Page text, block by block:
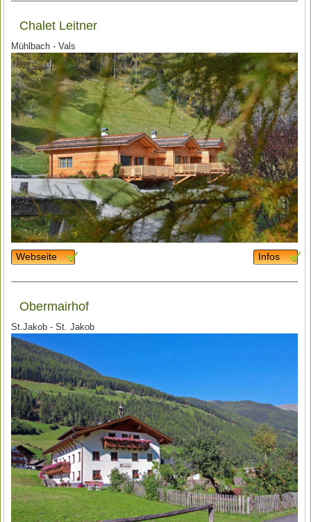
Chalet Leitner
Mühlbach - Vals
Webseite Infos
Obermairhof
St.Jakob - St. Jakob